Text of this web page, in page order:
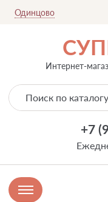
Одинцово
Интернет-
+7